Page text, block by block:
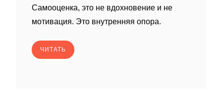
Самооценка, это не вдохновение и не
мотивация. Это внутренняя опора.
ЧИТАТЬ